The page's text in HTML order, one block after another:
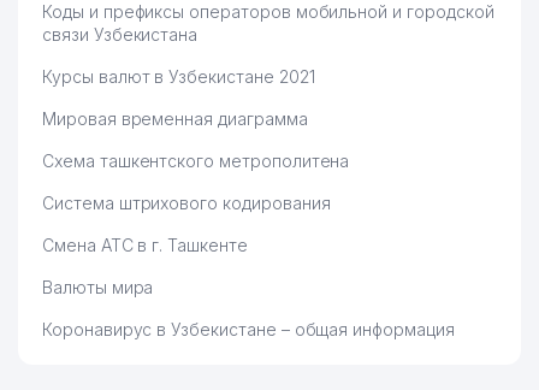
(ТОПОЛЁК)
72 EDEM TRAVEL ООО
73
ГОСУДАРСТВЕННАЯ
МИНИСТЕРСТВЕ ФИНАНСОВ
Коды и префиксы операторов мобильной и городской
связи Узбекистана
Курсы валют в Узбекистане 2021
Мировая временная диаграмма
Схема ташкентского метрополитена
Система штрихового кодирования
Смена АТС в г. Ташкенте
Валюты мира
Коронавирус в Узбекистане – общая информация